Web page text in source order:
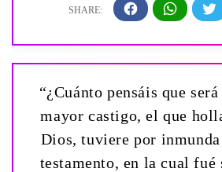
“¿Cuánto pensáis que
mayor castigo, el que
Dios, tuviere por
testamento, en la cual